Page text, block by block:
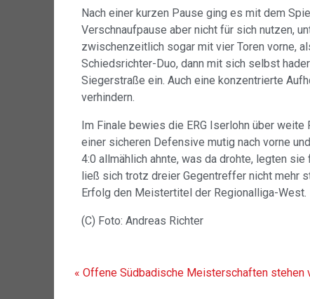
Nach einer kurzen Pause ging es mit dem
Verschnaufpause aber nicht für sich nutzen,
zwischenzeitlich sogar mit vier Toren vorne,
Schiedsrichter-Duo, dann mit sich selbst
Siegerstraße ein. Auch eine konzentrierte
verhindern.
Im Finale bewies die ERG Iserlohn über
einer sicheren Defensive mutig nach vorne
4:0 allmählich ahnte, was da drohte, legten
ließ sich trotz dreier Gegentreffer nicht mehr
Erfolg den Meistertitel der Regionalliga-West.
(C) Foto: Andreas Richter
« Offene Südbadische Meisterschaften stehen